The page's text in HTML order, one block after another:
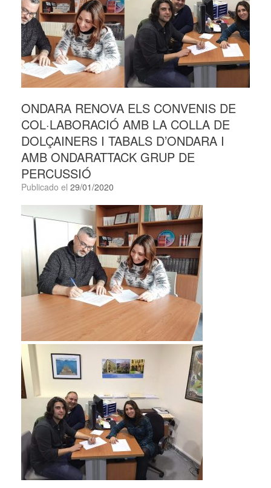
ONDARA RENOVA ELS CONVENIS DE
COL·LABORACIÓ AMB LA COLLA DE
DOLÇAINERS I TABALS D’ONDARA I
AMB ONDARATTACK GRUP DE
PERCUSSIÓ
Publicado el 29/01/2020